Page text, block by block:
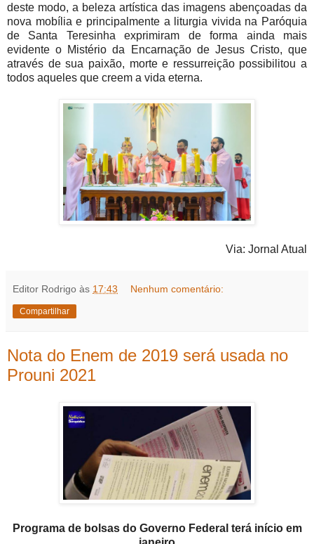
deste modo, a beleza artística das imagens abençoadas da
nova mobília e principalmente a liturgia vivida na Paróquia
de Santa Teresinha exprimiram de forma ainda mais
evidente o Mistério da Encarnação de Jesus Cristo, que
através de sua paixão, morte e ressurreição possibilitou a
todos aqueles que creem a vida eterna.
Via: Jornal Atual
Editor Rodrigo às 17:43 Nenhum comentário:
Compartilhar
Nota do Enem de 2019 será usada no
Prouni 2021
Programa de bolsas do Governo Federal terá início em